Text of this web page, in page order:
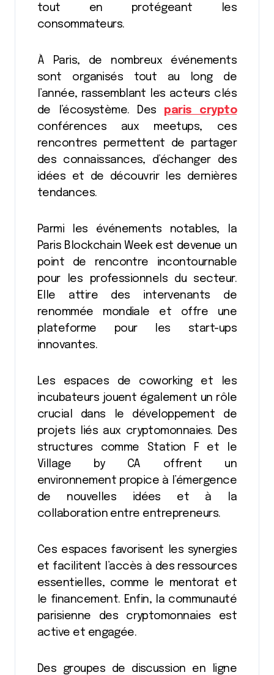
tout en protégeant les
consommateurs.
À Paris, de nombreux événements
sont organisés tout au long de
l’année, rassemblant les acteurs clés
de l’écosystème. Des paris crypto
conférences aux meetups, ces
rencontres permettent de partager
des connaissances, d’échanger des
idées et de découvrir les dernières
tendances.
Parmi les événements notables, la
Paris Blockchain Week est devenue un
point de rencontre incontournable
pour les professionnels du secteur.
Elle attire des intervenants de
renommée mondiale et offre une
plateforme pour les start-ups
innovantes.
Les espaces de coworking et les
incubateurs jouent également un rôle
crucial dans le développement de
projets liés aux cryptomonnaies. Des
structures comme Station F et le
Village by CA offrent un
environnement propice à l’émergence
de nouvelles idées et à la
collaboration entre entrepreneurs.
Ces espaces favorisent les synergies
et facilitent l’accès à des ressources
essentielles, comme le mentorat et
le financement. Enfin, la communauté
parisienne des cryptomonnaies est
active et engagée.
Des groupes de discussion en ligne